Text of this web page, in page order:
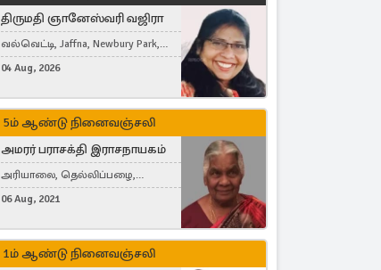
திருமதி ஞானேஸ்வரி வஜிரா
வல்வெட்டி, Jaffna, Newbury Park,
United Kingdom
04 Aug, 2026
5ம் ஆண்டு நினைவஞ்சலி
அமரர் பராசக்தி இராசநாயகம்
அரியாலை, தெல்லிப்பழை,
Montreal, Canada
06 Aug, 2021
1ம் ஆண்டு நினைவஞ்சலி